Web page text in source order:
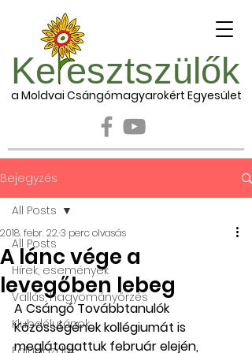
Ke esztszülők
a Moldvai Csángómagyarokért Egyesület
Bejegyzés
All Posts
Hírek, események
Vallás, hagyományőrzés
Klubdélutánok
All Posts
A lánc vége a
levegőben lebeg
2018. febr. 22.3 perc olvasás
A Csángó Továbbtanulók
Közösségének kollégiumát is
meglátogattuk február elején,